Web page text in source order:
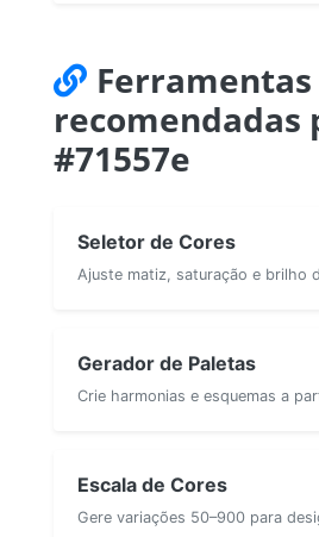
Ferramentas
recomendadas
#71557e
Seletor de Cores
Ajuste matiz, saturação e brilho
Gerador de Paletas
Crie harmonias e esquemas a
Escala de Cores
Gere variações 50–900 para